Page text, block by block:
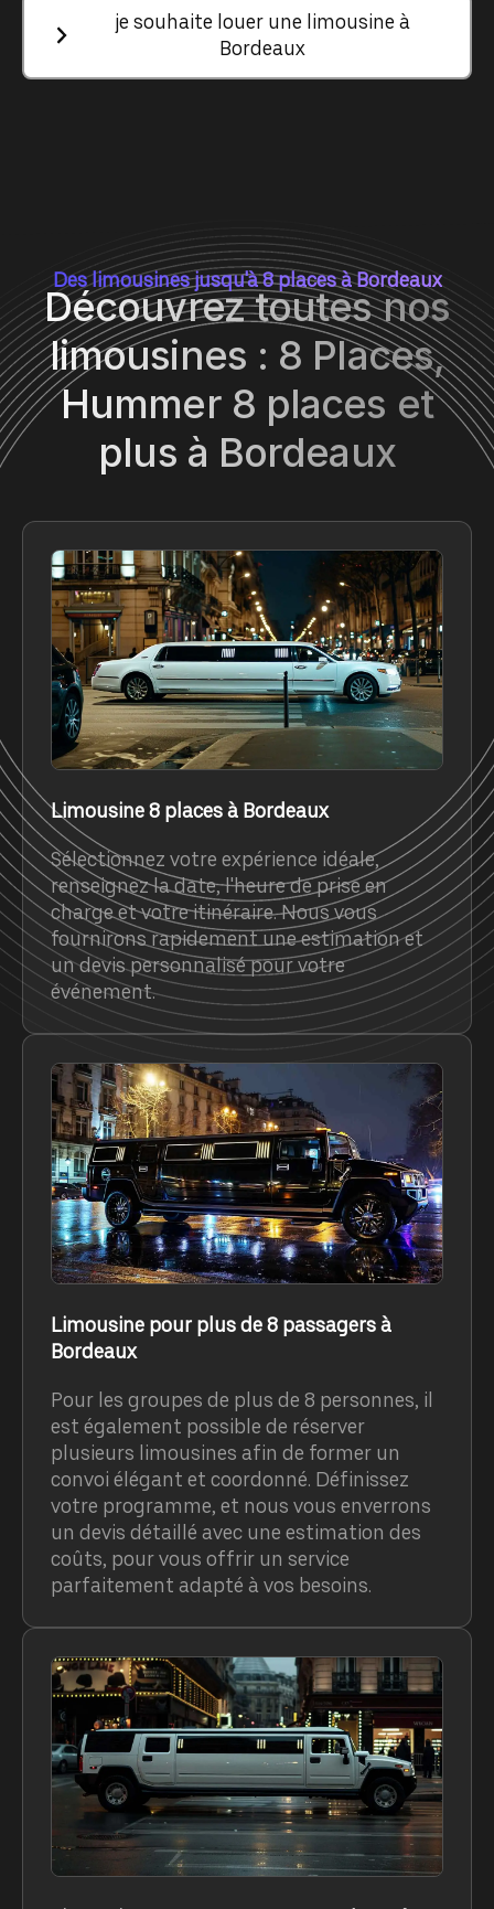
je souhaite louer une limousine à
Bordeaux
Des limousines jusqu'à 8 places à Bordeaux
Découvrez toutes nos
limousines : 8 Places,
Hummer 8 places et
plus à Bordeaux
Limousine 8 places à Bordeaux
Sélectionnez votre expérience idéale,
renseignez la date, l'heure de prise en
charge et votre itinéraire. Nous vous
fournirons rapidement une estimation et
un devis personnalisé pour votre
événement.
Limousine pour plus de 8 passagers à
Bordeaux
Pour les groupes de plus de 8 personnes, il
est également possible de réserver
plusieurs limousines afin de former un
convoi élégant et coordonné. Définissez
votre programme, et nous vous enverrons
un devis détaillé avec une estimation des
coûts, pour vous offrir un service
parfaitement adapté à vos besoins.